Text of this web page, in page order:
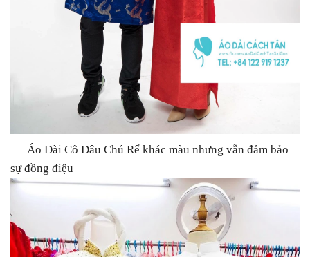
Áo Dài Cô Dâu Chú Rể khác màu nhưng vẫn đảm bảo
sự đồng điệu